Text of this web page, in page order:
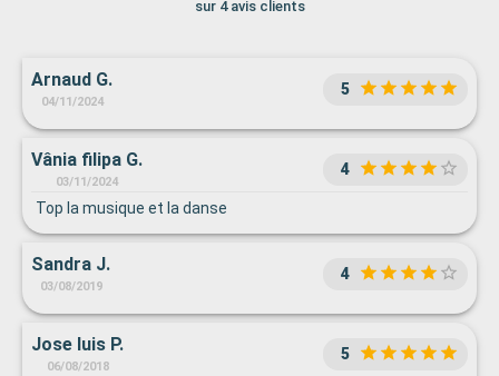
sur 4 avis clients
Arnaud G.
04/11/2024
5
Vânia filipa G.
03/11/2024
4
Top la musique et la danse
Sandra J.
03/08/2019
4
Jose luis P.
06/08/2018
5